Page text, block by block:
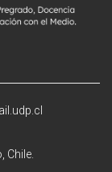
Chile.